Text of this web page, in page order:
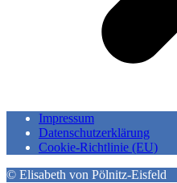
Impressum
Datenschutzerklärung
Cookie-Richtlinie (EU)
© Elisabeth von Pölnitz-Eisfeld